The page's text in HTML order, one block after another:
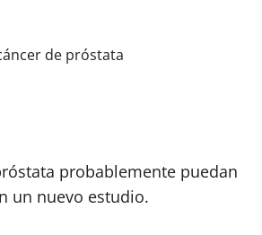
probablemente puedan
un nuevo estudio.